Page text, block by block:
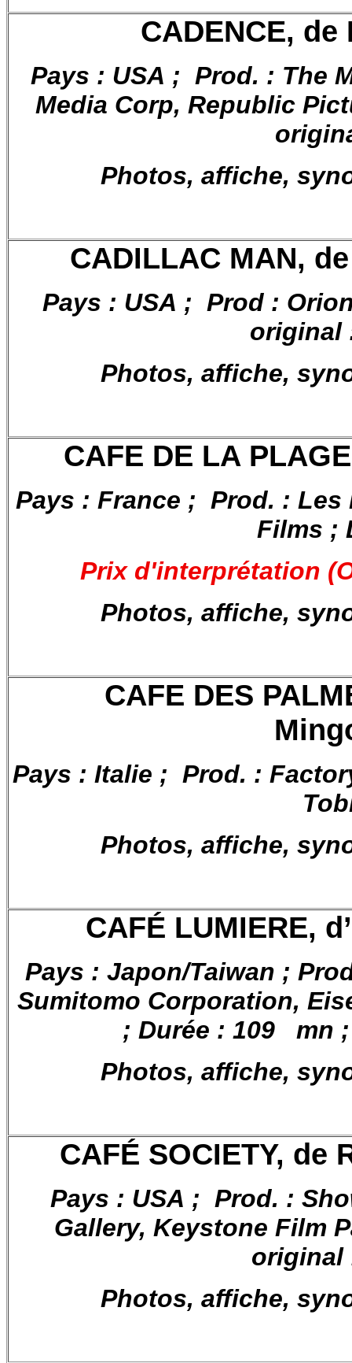
CADENCE,
Pays : USA ; Prod. : The
Media Corp, Republic
Photos, affiche,
CADILLAC MAN,
Pays : USA ; Prod :
original
Photos, affiche,
CAFE DE LA
Pays : France ; Prod. : Les
Films ;
Prix d'interprétation
Photos, affiche,
CAFE DES
Pays : Italie ; Prod. :
Photos, affiche,
CAFÉ LUMIERE,
Pays : Japon/Taiwan ;
Sumitomo Corporation,
; Durée : 109 mn
Photos, affiche,
CAFÉ SOCIETY, de
Pays : USA ; Prod. :
Gallery, Keystone Film
original
Photos, affiche,